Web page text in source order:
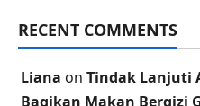
RECENT COMMENTS
Liana on Tindak Lanjuti
Bagikan Makan Bergizi